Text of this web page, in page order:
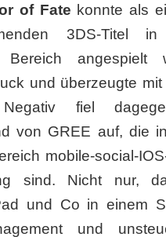
of Fate konnte als
3DS-Titel in
Bereich angespielt
und überzeugte
fiel
von GREE auf, die
mobile-social-
sind. Nicht nur,
und Co in einem
und